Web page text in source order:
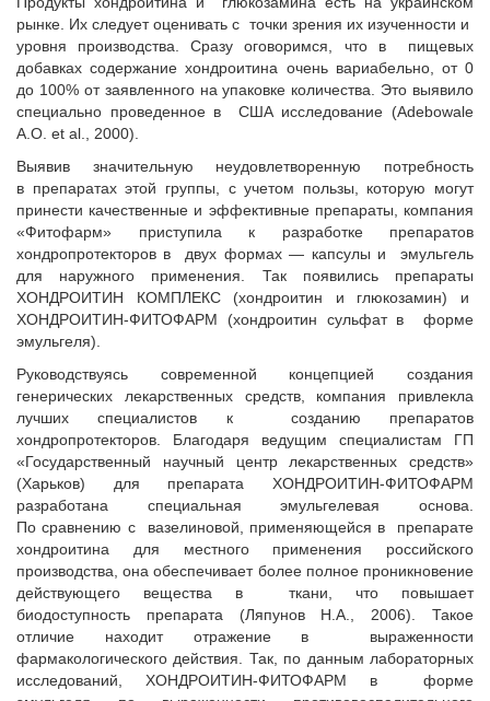
рынке. Их следует оценивать с точки зрения их изученности и
уровня производства. Сразу оговоримся, что в пищевых
добавках содержание хондроитина очень вариабельно, от 0
до 100% от заявленного на упаковке количества. Это выявило
специально проведенное в США исследование (Adebowale
A.O. et al., 2000).
Выявив значительную неудовлетворенную потребность
в препаратах этой группы, с учетом пользы, которую могут
принести качественные и эффективные препараты, компания
«Фитофарм» приступила к разработке препаратов
хондропротекторов в двух формах — капсулы и эмульгель
для наружного применения. Так появились препараты
ХОНДРОИТИН КОМПЛЕКС (хондроитин и глюкозамин) и
ХОНДРОИТИН-ФИТОФАРМ (хондроитин сульфат в форме
эмульгеля).
Руководствуясь современной концепцией создания
генерических лекарственных средств, компания привлекла
лучших специалистов к созданию препаратов
хондропротекторов. Благодаря ведущим специалистам ГП
«Государственный научный центр лекарственных средств»
(Харьков) для препарата ХОНДРОИТИН-ФИТОФАРМ
разработана специальная эмульгелевая основа.
По сравнению с вазелиновой, применяющейся в препарате
хондроитина для местного применения российского
производства, она обеспечивает более полное проникновение
действующего вещества в ткани, что повышает
биодоступность препарата (Ляпунов Н.А., 2006). Такое
отличие находит отражение в выраженности
фармакологического действия. Так, по данным лабораторных
исследований, ХОНДРОИТИН-ФИТОФАРМ в форме